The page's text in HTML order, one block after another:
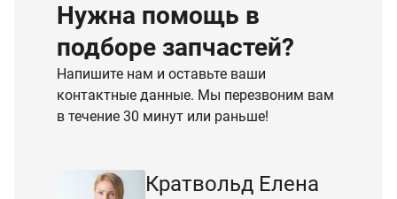
Нужна помощь в
подборе запчастей?
Напишите нам и оставьте ваши
контактные данные. Мы перезвоним вам
в течение 30 минут или раньше!
Кратвольд Елена